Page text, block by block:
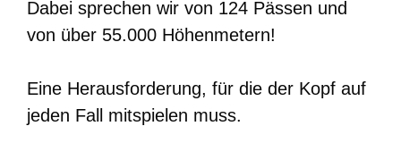
Dabei sprechen wir von 124 Pässen und
von über 55.000 Höhenmetern!
Eine Herausforderung, für die der Kopf auf
jeden Fall mitspielen muss.